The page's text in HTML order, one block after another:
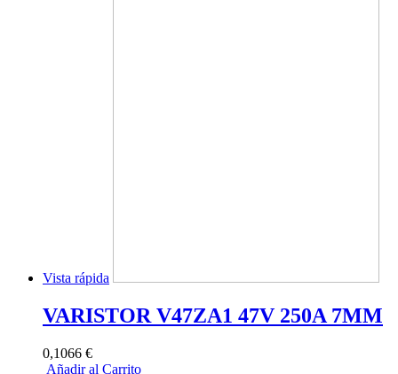
Vista rápida
VARISTOR V47ZA1 47V 250A 7MM
0,1066 €
Añadir al Carrito